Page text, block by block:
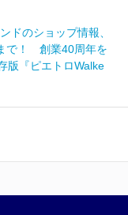
ドのショップ情報、
で！ 創業40周年を
版『ピエトロWalke